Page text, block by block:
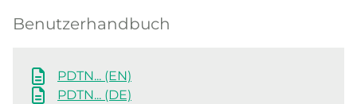
Benutzerhandbuch
PDTN... (EN)
PDTN... (DE)